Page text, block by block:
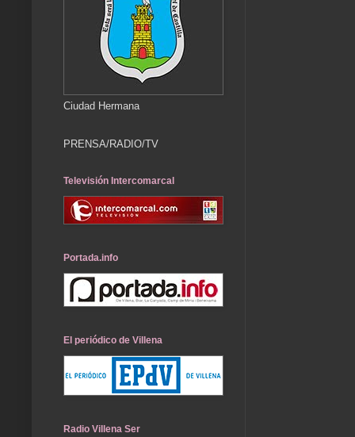
Ciudad Hermana
PRENSA/RADIO/TV
Televisión Intercomarcal
Portada.info
El periódico de Villena
Radio Villena Ser